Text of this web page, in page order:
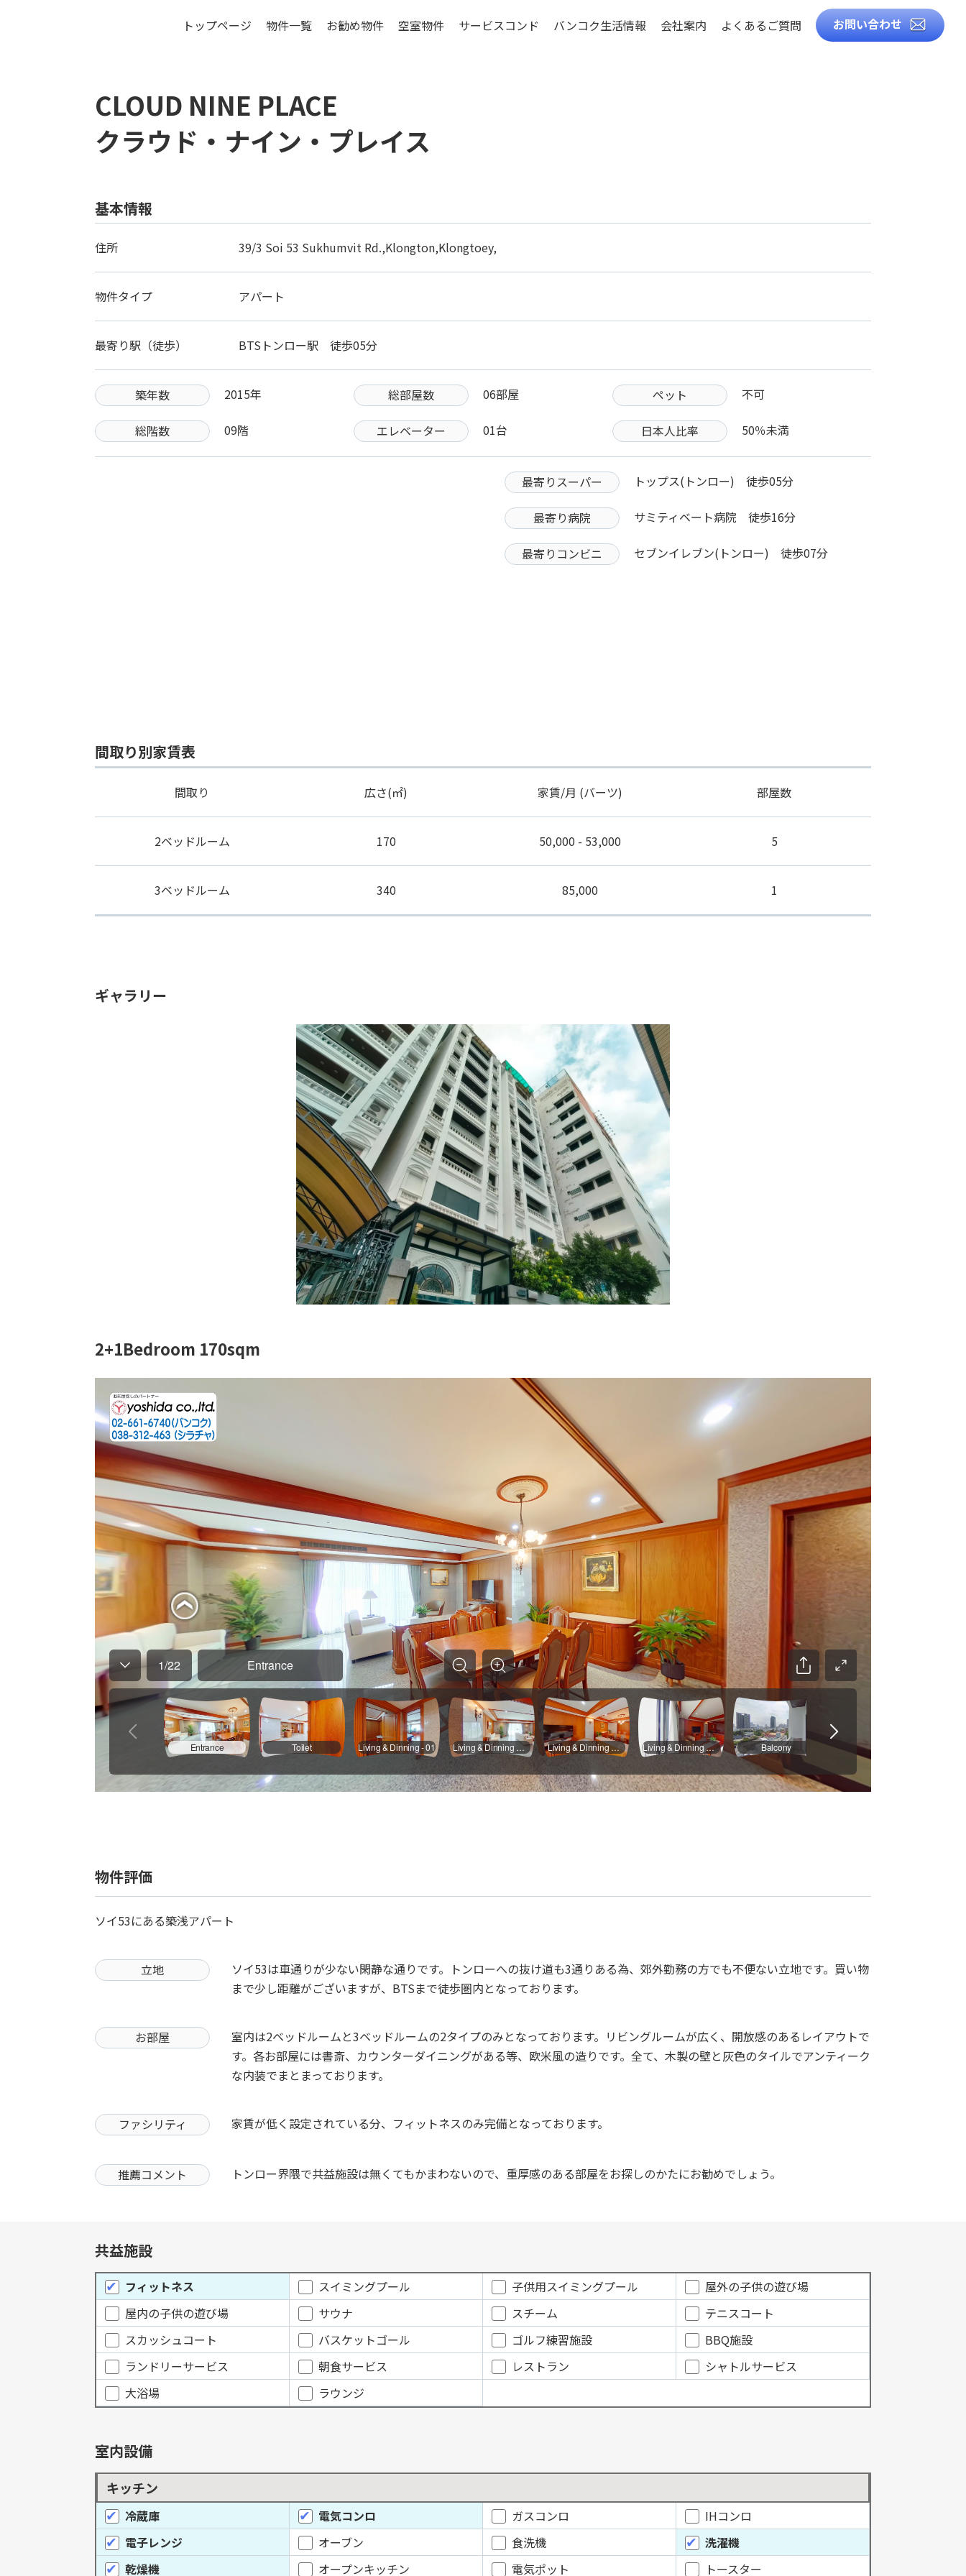
トップページ 物件一覧 お勧め物件
シラチャ特集物件
空室物件 サービスコンド バンコク生活情報
エリアについて
会社案内 よくあるご質問 お問い合わせ
CLOUD NINE PLACE
クラウド・ナイン・プレイス
基本情報
住所 39/3 Soi 53 Sukhumvit Rd.,Klongton,Klongtoey,
物件タイプ アパート
最寄り駅（徒歩） BTSトンロー駅 徒歩05分
築年数 2015年 総部屋数 06部屋 ペット 不可
総階数 09階 エレベーター 01台 日本人比率 50％未満
最寄りスーパー トップス(トンロー) 徒歩05分
最寄り病院 サミティベート病院 徒歩16分
最寄りコンビニ セブンイレブン(トンロー) 徒歩07分
間取り別家賃表
間取り 広さ(㎡) 家賃/月 (バーツ) 部屋数
2ベッドルーム 170 50,000 - 53,000 5
3ベッドルーム 340 85,000 1
ギャラリー
2+1Bedroom 170sqm
物件評価
ソイ53にある築浅アパート
立地
ソイ53は車通りが少ない閑静な通りです。トンローへの抜け道も3通りある為、郊外勤務の方でも不便ない立地です。買い物
まで少し距離がございますが、BTSまで徒歩圏内となっております。
お部屋
室内は2ベッドルームと3ベッドルームの2タイプのみとなっております。リビングルームが広く、開放感のあるレイアウトで
す。各お部屋には書斎、カウンターダイニングがある等、欧米風の造りです。全て、木製の壁と灰色のタイルでアンティーク
な内装でまとまっております。
ファシリティ 家賃が低く設定されている分、フィットネスのみ完備となっております。
推薦コメント トンロー界隈で共益施設は無くてもかまわないので、重厚感のある部屋をお探しのかたにお勧めでしょう。
共益施設
フィットネス スイミングプール 子供用スイミングプール
屋外の子供の遊び場
屋内の子供の遊び場
サウナ スチーム
テニスコート
スカッシュコート
バスケットゴール ゴルフ練習施設
BBQ施設
ランドリーサービス
朝食サービス レストラン
シャトルサービス
大浴場
ラウンジ
室内設備
キッチン
冷蔵庫 電気コンロ ガスコンロ
IHコンロ
電子レンジ
オーブン 食洗機
洗濯機
乾燥機
オープンキッチン 電気ポット トースター